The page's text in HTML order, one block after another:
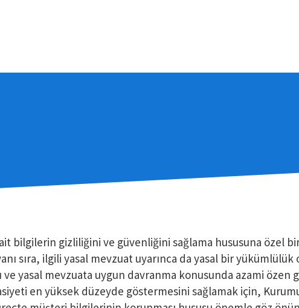
bilgilerin gizliliğini ve güvenliğini sağlama hususuna özel
sıra, ilgili yasal mevzuat uyarınca da yasal bir
yasal mevzuata uygun davranma konusunda azami özen
en yüksek düzeyde göstermesini sağlamak için,